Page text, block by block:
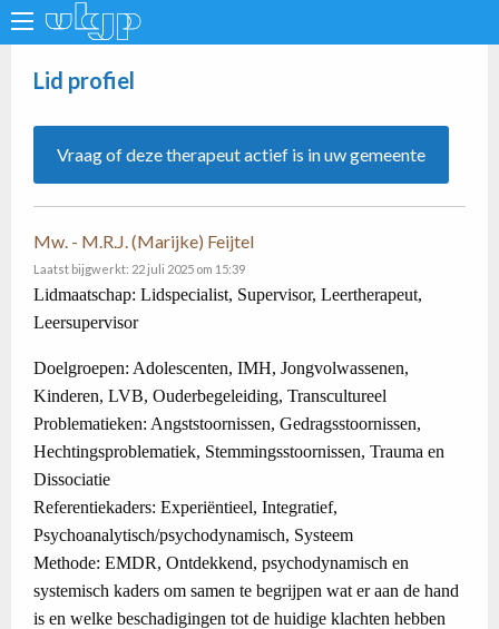
Lid profiel
Vraag of deze therapeut actief is in uw gemeente
Mw. - M.R.J. (Marijke) Feijtel
Laatst bijgwerkt: 22 juli 2025 om 15:39
Lidmaatschap: Lidspecialist, Supervisor, Leertherapeut,
Leersupervisor
Doelgroepen: Adolescenten, IMH, Jongvolwassenen,
Kinderen, LVB, Ouderbegeleiding, Transcultureel
Problematieken: Angststoornissen, Gedragsstoornissen,
Hechtingsproblematiek, Stemmingsstoornissen, Trauma en
Dissociatie
Referentiekaders: Experiëntieel, Integratief,
Psychoanalytisch/psychodynamisch, Systeem
Methode: EMDR, Ontdekkend, psychodynamisch en
systemisch kaders om samen te begrijpen wat er aan de hand
is en welke beschadigingen tot de huidige klachten hebben